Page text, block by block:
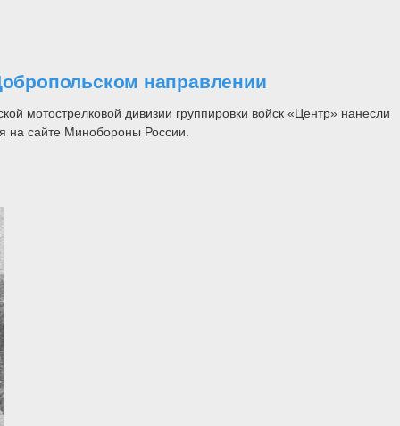
направлении
мотострелковой дивизии группировки войск «Центр» нанесли
на сайте Минобороны России.